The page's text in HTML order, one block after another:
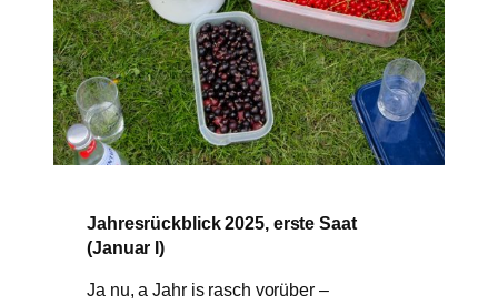
Jahresrückblick 2025, erste Saat
(Januar I)
Ja nu, a Jahr is rasch vorüber –